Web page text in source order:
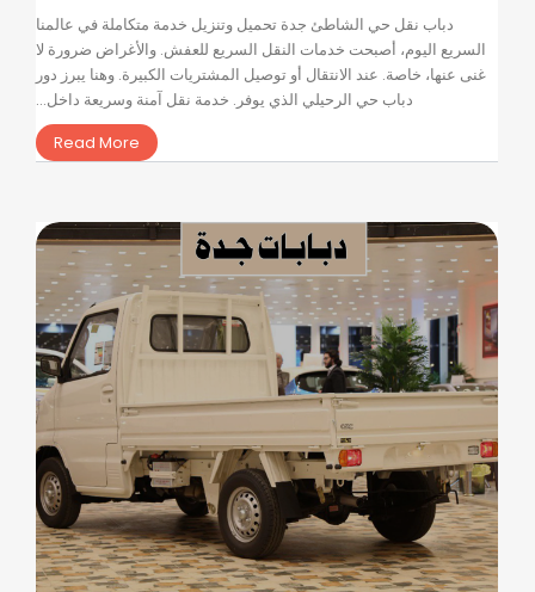
دباب نقل حي الشاطئ جدة تحميل وتنزيل خدمة متكاملة في عالمنا
السريع اليوم، أصبحت خدمات النقل السريع للعفش. والأغراض ضرورة لا
غنى عنها، خاصة. عند الانتقال أو توصيل المشتريات الكبيرة. وهنا يبرز دور
دباب حي الرحيلي الذي يوفر. خدمة نقل آمنة وسريعة داخل...
Read More